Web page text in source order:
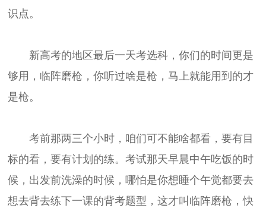
识点。
新高考的地区最后一天考选科，你们的时间更是
够用，临阵磨枪，你听过啥是枪，马上就能用到的才
是枪。
考前那两三个小时，咱们可不能啥都看，要有目
标的看，要有计划的练。考试那天早晨中午吃饭的时
候，出发前洗澡的时候，哪怕是你想睡个午觉都要去
想去背去练下一课的背考题型，这才叫临阵磨枪，快